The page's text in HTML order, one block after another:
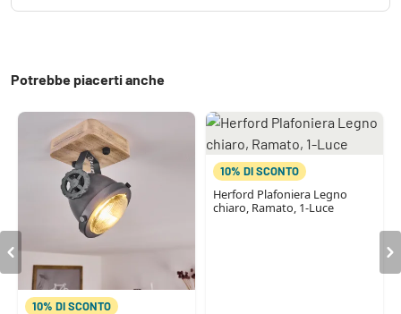
Potrebbe piacerti anche
10% DI SCONTO
10% DI SCONTO
Herford Plafoniera Legno
chiaro, Ramato, 1-Luce